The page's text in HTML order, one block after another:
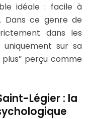
idéale : facile à
Dans ce genre de
dans les
sur sa
perçu comme
Légier : la